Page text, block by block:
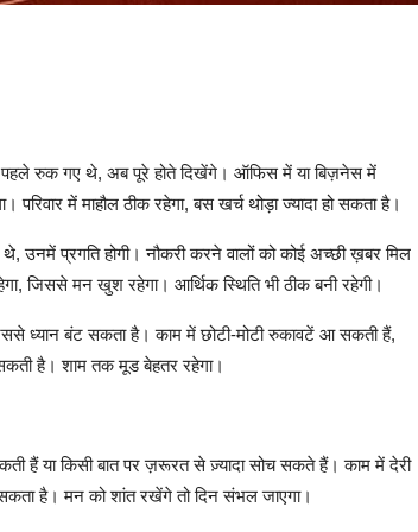
पहले रुक गए थे, अब पूरे होते दिखेंगे। ऑफिस में या बिज़नेस में
में माहौल ठीक रहेगा, बस खर्च थोड़ा ज्यादा हो सकता है।
प्रगति होगी। नौकरी करने वालों को कोई अच्छी ख़बर मिल
जिससे मन खुश रहेगा। आर्थिक स्थिति भी ठीक बनी रहेगी।
ध्यान बंट सकता है। काम में छोटी-मोटी रुकावटें आ सकती हैं,
है। शाम तक मूड बेहतर रहेगा।
हैं या किसी बात पर ज़रूरत से ज़्यादा सोच सकते हैं। काम में देरी
है। मन को शांत रखेंगे तो दिन संभल जाएगा।